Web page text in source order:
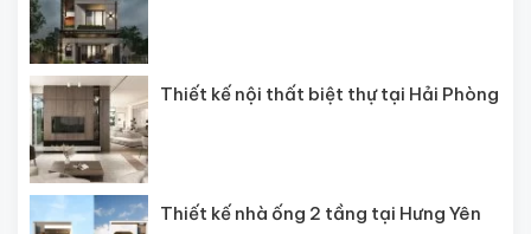
Thiết kế nội thất biệt thự tại Hải Phòng
Thiết kế nhà ống 2 tầng tại Hưng Yên